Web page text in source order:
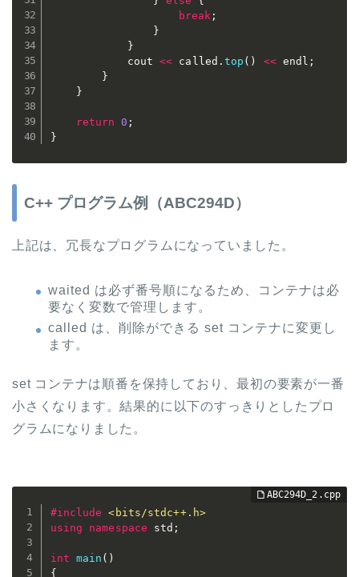
break ;
}
}
			cout
<< called .top ( ) << endl ;
}
}
return 0 ;
}
C++ プログラム例（ABC294D）
上記は、冗長なプログラムになっていました。
waited は必ず番号順になるため、コンテナは必
要なく変数で管理します。
called は、削除ができる set コンテナに変更し
ます。
set コンテナは順番を保持しており、最初の要素が一番
小さくなります。結果的に以下のすっきりとしたプロ
グラムになりました。
#include
<bits/stdc++.h>
using
namespace std ;
int main ( )
{